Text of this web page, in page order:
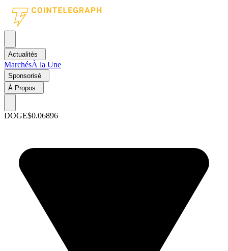
Actualités
MarchésÀ la Une
Sponsorisé
À Propos
DOGE$0.06896